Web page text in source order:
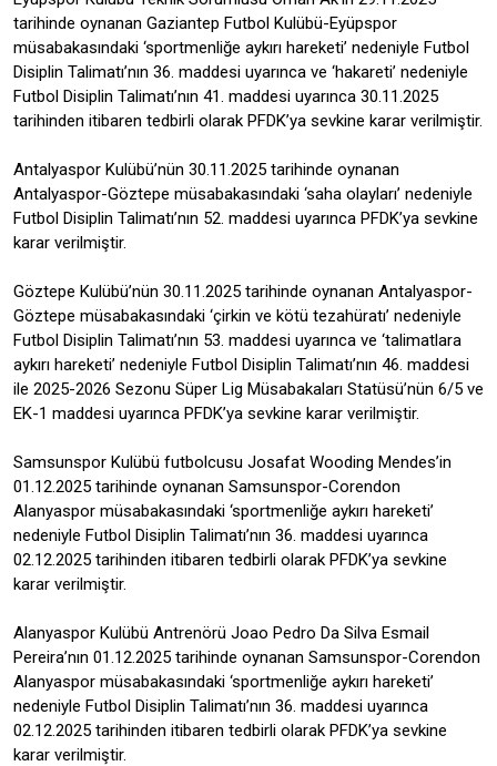
tarihinde oynanan Gaziantep Futbol Kulübü-Eyüpspor
müsabakasındaki ‘sportmenliğe aykırı hareketi’ nedeniyle Futbol
Disiplin Talimatı’nın 36. maddesi uyarınca ve ‘hakareti’ nedeniyle
Futbol Disiplin Talimatı’nın 41. maddesi uyarınca 30.11.2025
tarihinden itibaren tedbirli olarak PFDK’ya sevkine karar verilmiştir.
Antalyaspor Kulübü’nün 30.11.2025 tarihinde oynanan
Antalyaspor-Göztepe müsabakasındaki ‘saha olayları’ nedeniyle
Futbol Disiplin Talimatı’nın 52. maddesi uyarınca PFDK’ya sevkine
karar verilmiştir.
Göztepe Kulübü’nün 30.11.2025 tarihinde oynanan Antalyaspor-
Göztepe müsabakasındaki ‘çirkin ve kötü tezahüratı’ nedeniyle
Futbol Disiplin Talimatı’nın 53. maddesi uyarınca ve ‘talimatlara
aykırı hareketi’ nedeniyle Futbol Disiplin Talimatı’nın 46. maddesi
ile 2025-2026 Sezonu Süper Lig Müsabakaları Statüsü’nün 6/5 ve
EK-1 maddesi uyarınca PFDK’ya sevkine karar verilmiştir.
Samsunspor Kulübü futbolcusu Josafat Wooding Mendes’in
01.12.2025 tarihinde oynanan Samsunspor-Corendon
Alanyaspor müsabakasındaki ‘sportmenliğe aykırı hareketi’
nedeniyle Futbol Disiplin Talimatı’nın 36. maddesi uyarınca
02.12.2025 tarihinden itibaren tedbirli olarak PFDK’ya sevkine
karar verilmiştir.
Alanyaspor Kulübü Antrenörü Joao Pedro Da Silva Esmail
Pereira’nın 01.12.2025 tarihinde oynanan Samsunspor-Corendon
Alanyaspor müsabakasındaki ‘sportmenliğe aykırı hareketi’
nedeniyle Futbol Disiplin Talimatı’nın 36. maddesi uyarınca
02.12.2025 tarihinden itibaren tedbirli olarak PFDK’ya sevkine
karar verilmiştir.